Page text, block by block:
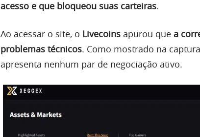
acesso e que bloqueou suas carteiras.
Ao acessar o site, o Livecoins apurou que a
problemas técnicos. Como mostrado na
apresenta nenhum par de negociação ativo.